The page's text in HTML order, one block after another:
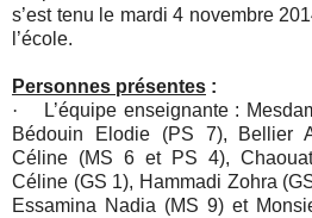
s’est tenu le mardi 4 novembre
l’école.
Personnes présentes :
·
L’équipe enseignante :
Bédouin Elodie (PS 7), Bellier
Céline (MS 6 et PS 4),
Céline (GS 1), Hammadi Zohra
Essamina Nadia (MS 9) et